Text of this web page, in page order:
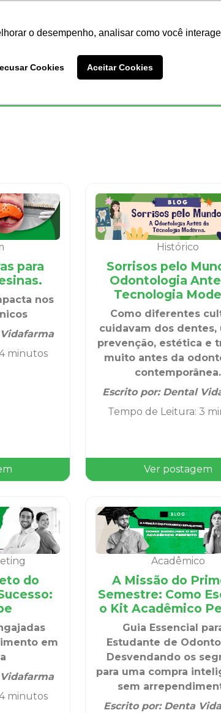
o desempenho, analisar como você
Cookies Aceitar Cookies
para
nos
minutos
Histórico
Sorrisos pelo
Odontologia
Tecnologia
Como diferentes
cuidavam dos dentes,
prevenção, estética e
muito antes da
contemporânea.
Escrito por: Dental
Tempo de Leitura: 3
Ver postagem
do
em
minutos
Acadêmico
A Missão do
Semestre: Como
o Kit Acadêmico
Guia Essencial
Estudante de
Desvendando os
para uma compra
sem
Escrito por: Denta